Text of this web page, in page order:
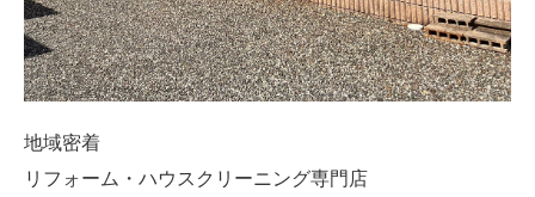
地域密着
リフォーム・ハウスクリーニング専門店